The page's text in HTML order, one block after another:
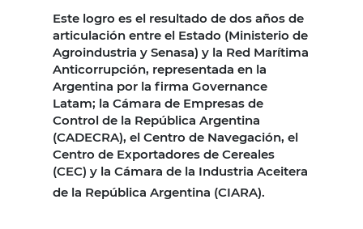
Este logro es el resultado de dos años de
articulación entre el Estado (Ministerio de
Agroindustria y Senasa) y la Red Marítima
Anticorrupción, representada en la
Argentina por la firma Governance
Latam; la Cámara de Empresas de
Control de la República Argentina
(CADECRA), el Centro de Navegación, el
Centro de Exportadores de Cereales
(CEC) y la Cámara de la Industria Aceitera
de la República Argentina (CIARA).